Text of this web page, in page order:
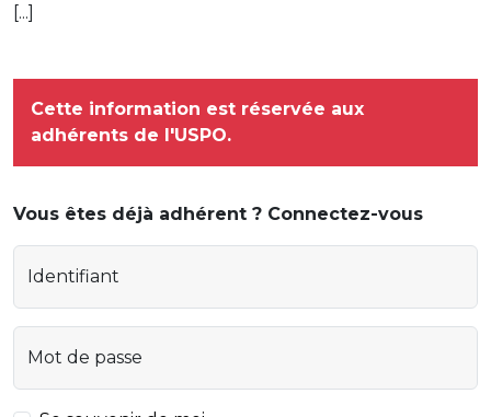
[...]
Cette information est réservée aux
adhérents de l'USPO.
Vous êtes déjà adhérent ? Connectez-vous
Identifiant
Mot de passe